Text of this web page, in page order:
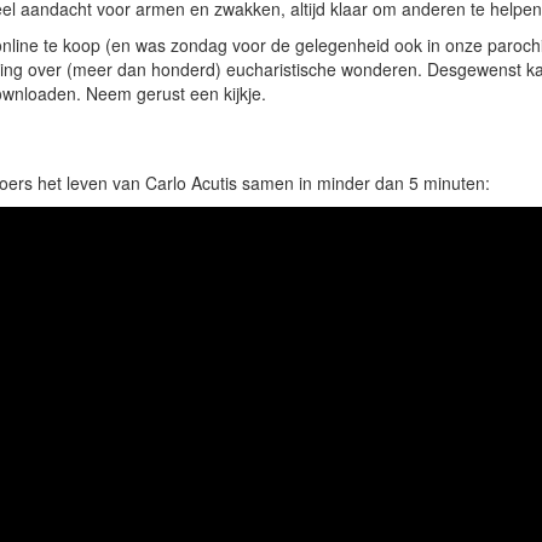
aandacht voor armen en zwakken, altijd klaar om anderen te
te koop (en was zondag voor de gelegenheid ook in onze
over (meer dan honderd) eucharistische wonderen. Desgewenst
Neem gerust een kijkje.
het leven van Carlo Acutis samen in minder dan 5 minuten: